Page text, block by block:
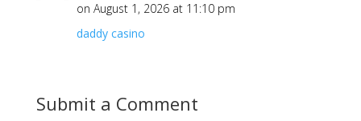
on August 1, 2026 at 11:10 pm
daddy casino
Submit a Comment